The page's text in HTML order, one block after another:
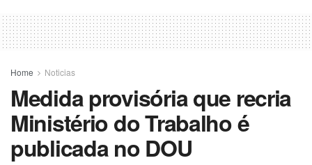
Home Noticias
Medida provisória que recria
Ministério do Trabalho é
publicada no DOU